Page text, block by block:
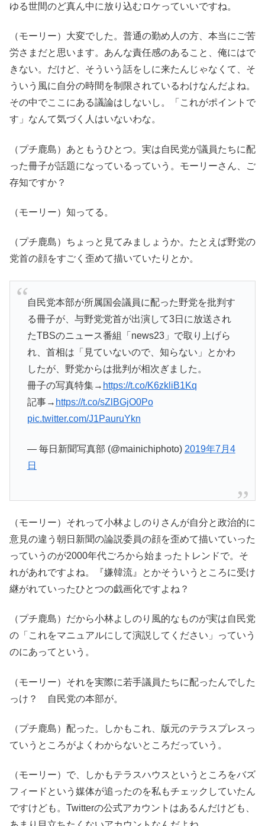
ゆる世間のど真ん中に放り込むロケっていいですね。
（モーリー）大変でした。普通の勤め人の方、本当にご苦
労さまだと思います。あんな責任感のあること、俺にはで
きない。だけど、そういう話をしに来たんじゃなくて、そ
ういう風に自分の時間を制限されているわけなんだよね。
その中でここにある議論はしないし。「これがポイントで
す」なんて気づく人はいないわな。
（プチ鹿島）あともうひとつ。実は自民党が議員たちに配
った冊子が話題になっているっていう。モーリーさん、ご
存知ですか？
（モーリー）知ってる。
（プチ鹿島）ちょっと見てみましょうか。たとえば野党の
党首の顔をすごく歪めて描いていたりとか。
自民党本部が所属国会議員に配った野党を批判す
る冊子が、与野党党首が出演して3日に放送され
たTBSのニュース番組「news23」で取り上げら
れ、首相は「見ていないので、知らない」とかわ
したが、野党からは批判が相次ぎました。
冊子の写真特集→ https://t.co/K6zkliB1Kq
記事→ https://t.co/sZlBGjO0Po
pic.twitter.com/J1PauruYkn
— 毎日新聞写真部 (@mainichiphoto) 2019年7月4
日
（モーリー）それって小林よしのりさんが自分と政治的に
意見の違う朝日新聞の論説委員の顔を歪めて描いていった
っていうのが2000年代ごろから始まったトレンドで。そ
れがあれですよね。『嫌韓流』とかそういうところに受け
継がれていったひとつの戯画化ですよね？
（プチ鹿島）だから小林よしのり風的なものが実は自民党
の「これをマニュアルにして演説してください」っていう
のにあってという。
（モーリー）それを実際に若手議員たちに配ったんでした
っけ？ 自民党の本部が。
（プチ鹿島）配った。しかもこれ、版元のテラスプレスっ
ていうところがよくわからないところだっていう。
（モーリー）で、しかもテラスハウスというところをバズ
フィードという媒体が追ったのを私もチェックしていたん
ですけども。Twitterの公式アカウントはあるんだけども、